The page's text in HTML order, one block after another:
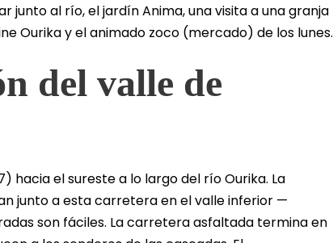
junto al río, el jardín Anima, una visita a una granja
Ourika y el animado zoco (mercado) de los lunes.
del valle de
hacia el sureste a lo largo del río Ourika. La
junto a esta carretera en el valle inferior —
son fáciles. La carretera asfaltada termina en